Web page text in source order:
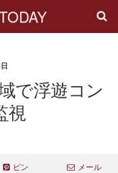
で浮遊コン
視
ピン メール